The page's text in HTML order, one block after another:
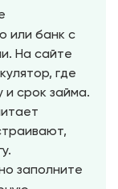
или банк с
На сайте
где
и срок займа.
заполните